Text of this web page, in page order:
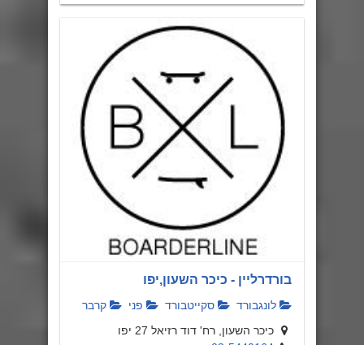
בורדרליין - כיכר השעון,יפו
לונגבורד סקייטבורד פני
קרבר
כיכר השעון, רח' דוד רזיאל 27 יפו